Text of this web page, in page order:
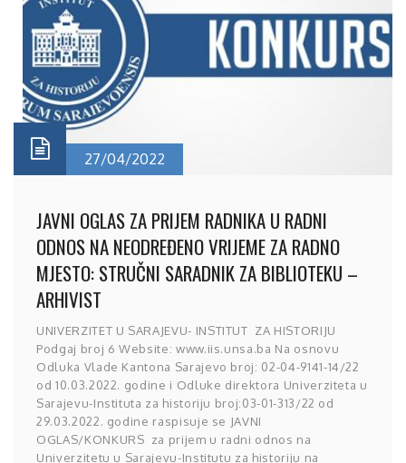
27/04/2022
JAVNI OGLAS ZA PRIJEM RADNIKA U RADNI
ODNOS NA NEODREĐENO VRIJEME ZA RADNO
MJESTO: STRUČNI SARADNIK ZA BIBLIOTEKU –
ARHIVIST
UNIVERZITET U SARAJEVU- INSTITUT ZA HISTORIJU
Podgaj broj 6 Website: www.iis.unsa.ba Na osnovu
Odluka Vlade Kantona Sarajevo broj: 02-04-9141-14/22
od 10.03.2022. godine i Odluke direktora Univerziteta u
Sarajevu-Instituta za historiju broj:03-01-313/22 od
29.03.2022. godine raspisuje se JAVNI
OGLAS/KONKURS za prijem u radni odnos na
Univerzitetu u Sarajevu-Institutu za historiju na